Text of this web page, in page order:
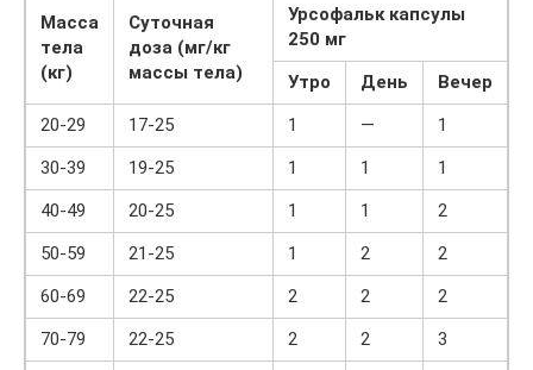
Масса
тела
(кг)
Суточная
доза (мг/кг
массы тела)
Урсофальк капсулы
250 мг
Утро
День
Вечер
20-29
17-25 1 —
1
30-39
19-25 1 1
1
40-49
20-25 1 1
2
50-59
21-25 1 2
2
60-69
22-25 2 2
2
70-79
22-25 2 2
3